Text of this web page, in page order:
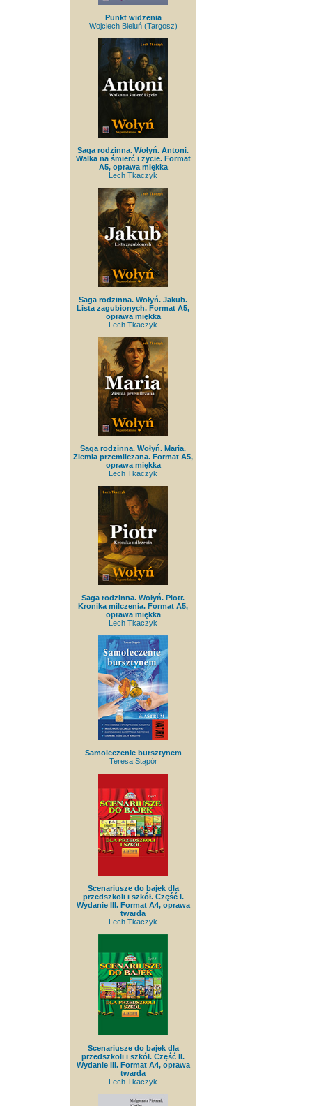
Punkt widzenia
Wojciech Bieluń (Targosz)
Saga rodzinna. Wołyń. Antoni.
Walka na śmierć i życie. Format
A5, oprawa miękka
Lech Tkaczyk
Saga rodzinna. Wołyń. Jakub.
Lista zagubionych. Format A5,
oprawa miękka
Lech Tkaczyk
Saga rodzinna. Wołyń. Maria.
Ziemia przemilczana. Format A5,
oprawa miękka
Lech Tkaczyk
Saga rodzinna. Wołyń. Piotr.
Kronika milczenia. Format A5,
oprawa miękka
Lech Tkaczyk
Samoleczenie bursztynem
Teresa Stąpór
Scenariusze do bajek dla
przedszkoli i szkół. Część I.
Wydanie III. Format A4, oprawa
twarda
Lech Tkaczyk
Scenariusze do bajek dla
przedszkoli i szkół. Część II.
Wydanie III. Format A4, oprawa
twarda
Lech Tkaczyk